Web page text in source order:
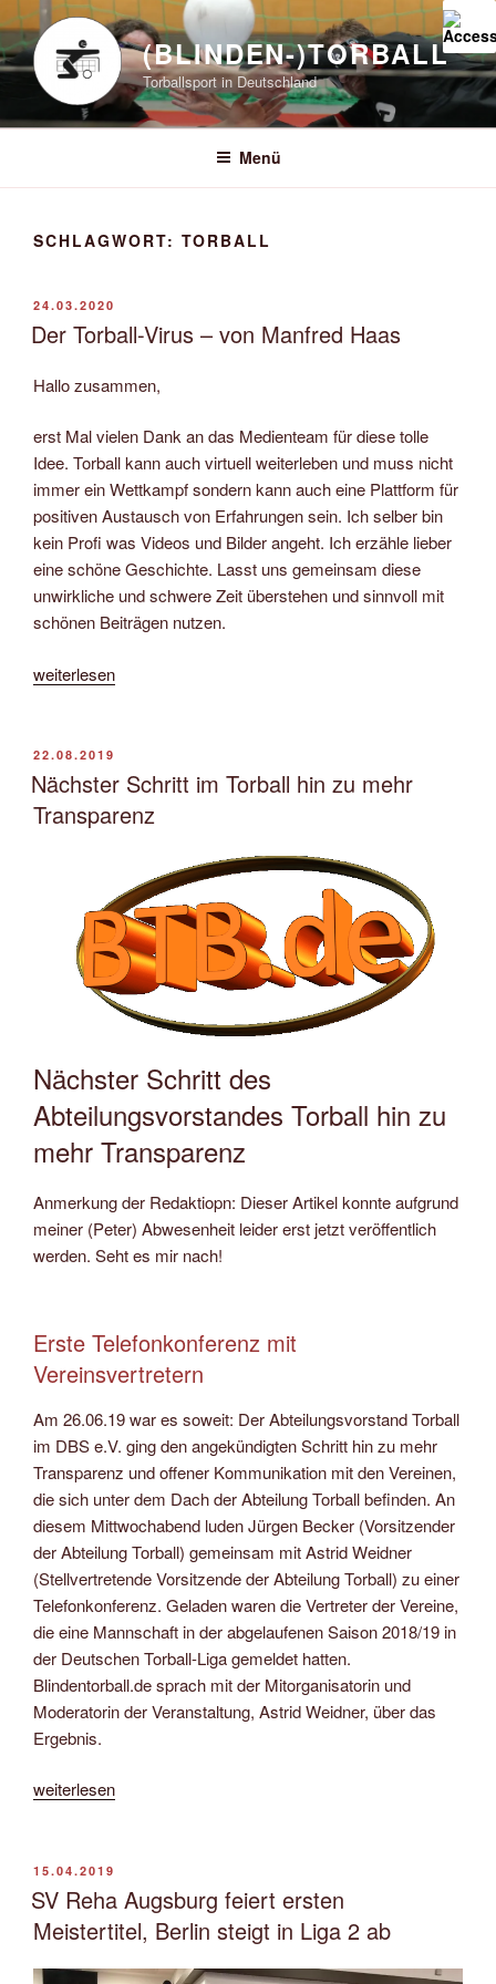
Zum
Inhalt
springen
(BLINDEN-)TORBALL
Torballsport in Deutschland
Menü
SCHLAGWORT: TORBALL
VERÖFFENTLICHT
AM
24.03.2020
Der Torball-Virus – von Manfred Haas
Hallo zusammen,
erst Mal vielen Dank an das Medienteam für diese tolle
Idee. Torball kann auch virtuell weiterleben und muss nicht
immer ein Wettkampf sondern kann auch eine Plattform für
positiven Austausch von Erfahrungen sein. Ich selber bin
kein Profi was Videos und Bilder angeht. Ich erzähle lieber
eine schöne Geschichte. Lasst uns gemeinsam diese
unwirkliche und schwere Zeit überstehen und sinnvoll mit
schönen Beiträgen nutzen.
„Der
–
von
Manfred
Haas“
weiterlesen
VERÖFFENTLICHT
AM
22.08.2019
Nächster Schritt im Torball hin zu mehr
Transparenz
Nächster Schritt des
Abteilungsvorstandes Torball hin zu
mehr Transparenz
Anmerkung der Redaktiopn: Dieser Artikel konnte aufgrund
meiner (Peter) Abwesenheit leider erst jetzt veröffentlich
werden. Seht es mir nach!
Erste Telefonkonferenz mit
Vereinsvertretern
Am 26.06.19 war es soweit: Der Abteilungsvorstand Torball
im DBS e.V. ging den angekündigten Schritt hin zu mehr
Transparenz und offener Kommunikation mit den Vereinen,
die sich unter dem Dach der Abteilung Torball befinden. An
diesem Mittwochabend luden Jürgen Becker (Vorsitzender
der Abteilung Torball) gemeinsam mit Astrid Weidner
(Stellvertretende Vorsitzende der Abteilung Torball) zu einer
Telefonkonferenz. Geladen waren die Vertreter der Vereine,
die eine Mannschaft in der abgelaufenen Saison 2018/19 in
der Deutschen Torball-Liga gemeldet hatten.
Blindentorball.de sprach mit der Mitorganisatorin und
Moderatorin der Veranstaltung, Astrid Weidner, über das
Ergebnis.
„Nächster
Torball
hin
zu
mehr
Transparenz“
weiterlesen
VERÖFFENTLICHT
AM
15.04.2019
SV Reha Augsburg feiert ersten
Meistertitel, Berlin steigt in Liga 2 ab